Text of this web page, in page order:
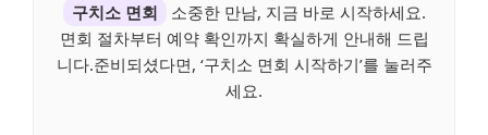
구치소 면회
소중한 만남, 지금 바로 시작하세요.
면회 절차부터 예약 확인까지 확실하게 안내해 드립
니다.준비되셨다면, ‘구치소 면회 시작하기’를 눌러주
세요.